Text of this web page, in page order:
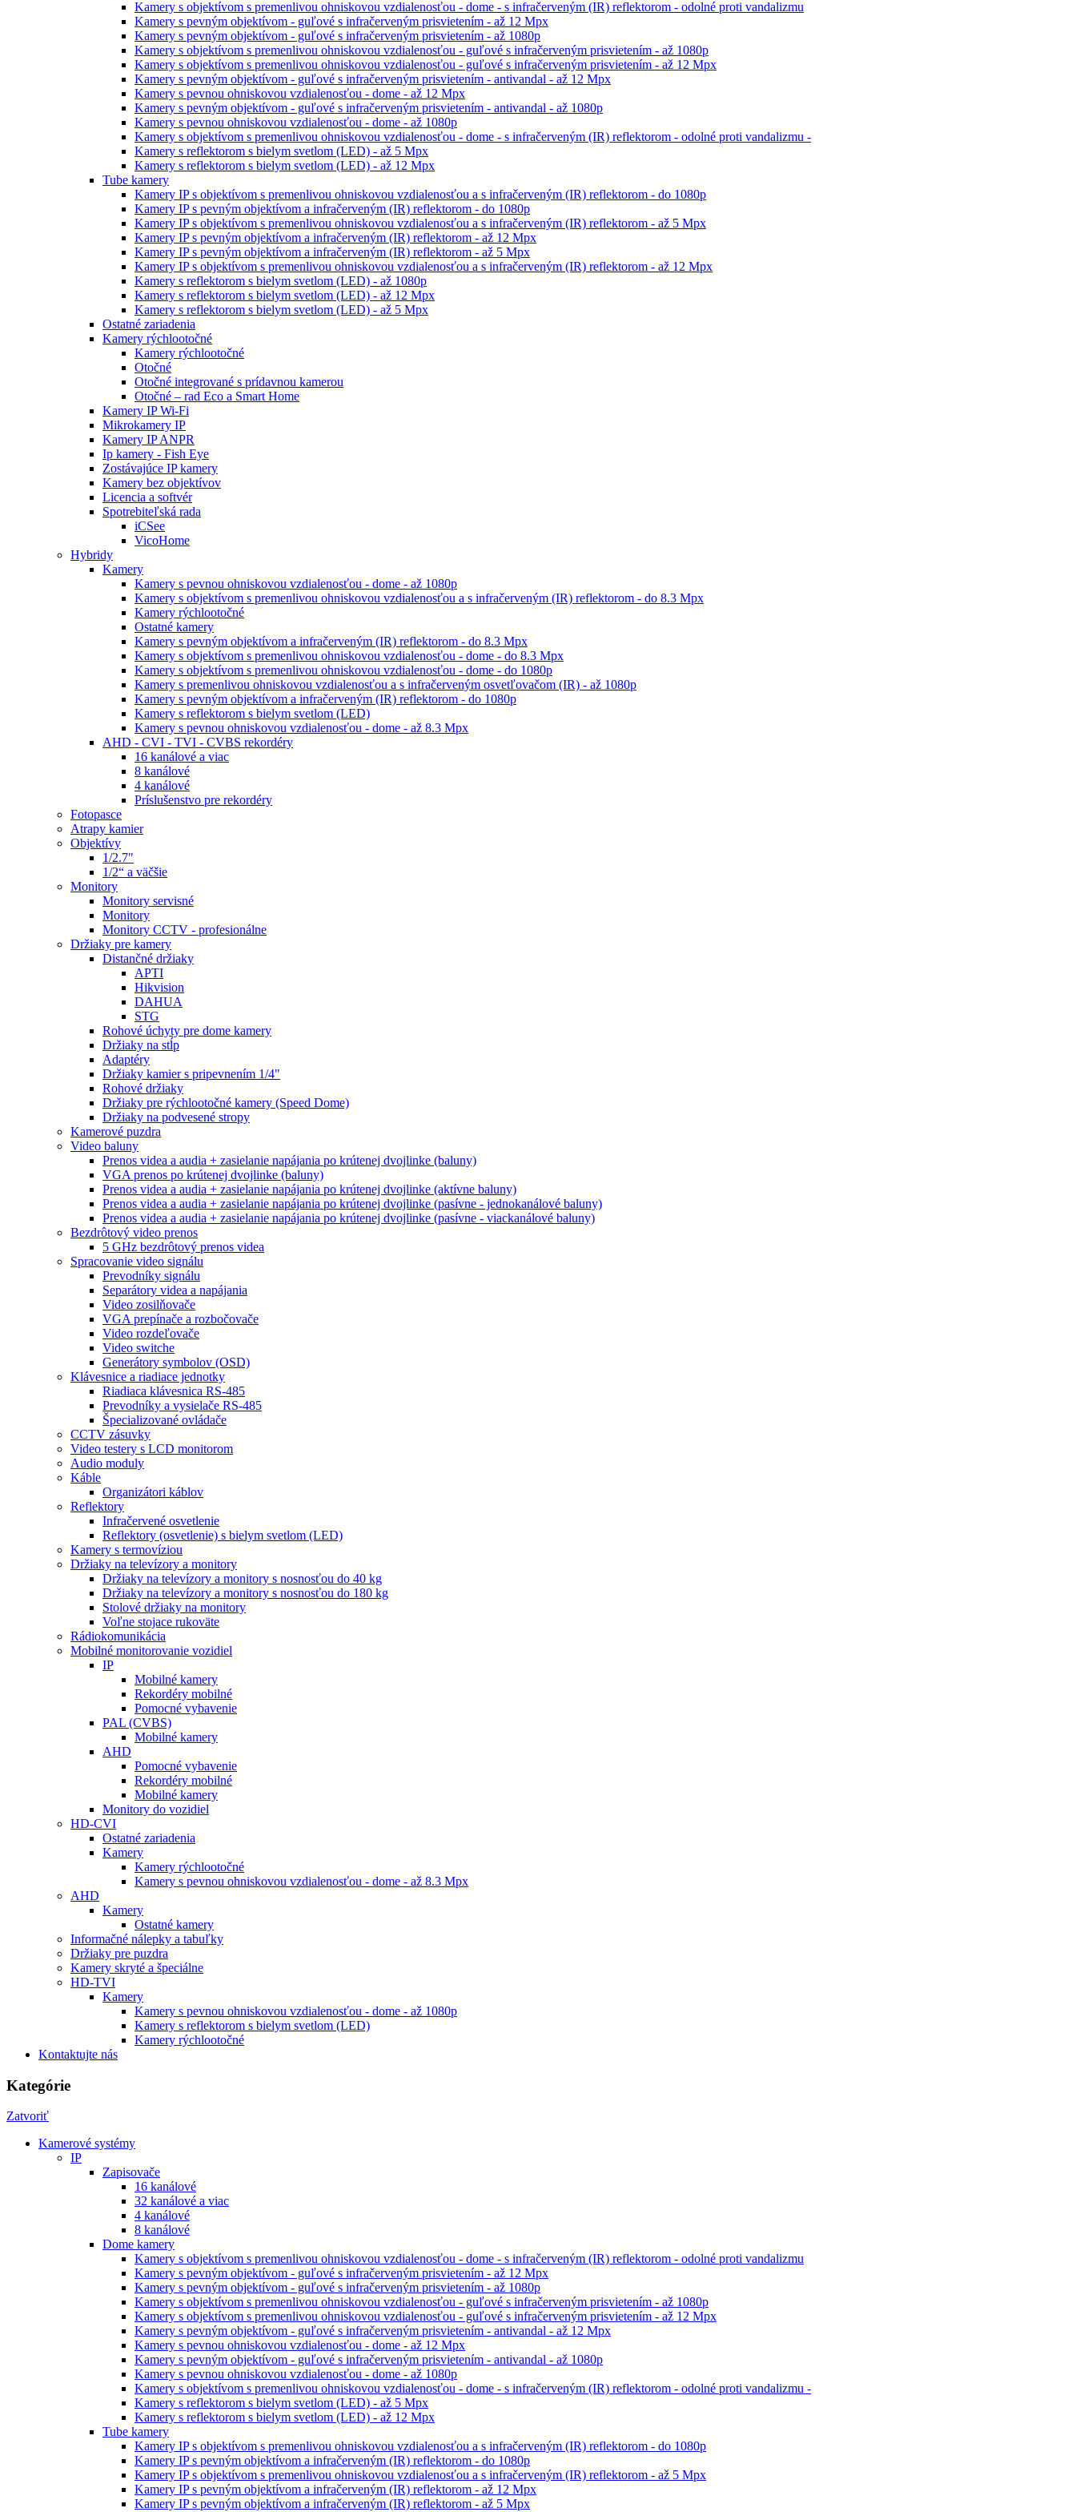
Kamery s objektívom s premenlivou ohniskovou vzdialenosťou - dome - s infračerveným (IR) reflektorom - odolné proti vandalizmu
Kamery s pevným objektívom - guľové s infračerveným prisvietením - až 12 Mpx
Kamery s pevným objektívom - guľové s infračerveným prisvietením - až 1080p
Kamery s objektívom s premenlivou ohniskovou vzdialenosťou - guľové s infračerveným prisvietením - až 1080p
Kamery s objektívom s premenlivou ohniskovou vzdialenosťou - guľové s infračerveným prisvietením - až 12 Mpx
Kamery s pevným objektívom - guľové s infračerveným prisvietením - antivandal - až 12 Mpx
Kamery s pevnou ohniskovou vzdialenosťou - dome - až 12 Mpx
Kamery s pevným objektívom - guľové s infračerveným prisvietením - antivandal - až 1080p
Kamery s pevnou ohniskovou vzdialenosťou - dome - až 1080p
Kamery s objektívom s premenlivou ohniskovou vzdialenosťou - dome - s infračerveným (IR) reflektorom - odolné proti vandalizmu -
Kamery s reflektorom s bielym svetlom (LED) - až 5 Mpx
Kamery s reflektorom s bielym svetlom (LED) - až 12 Mpx
Tube kamery
Kamery IP s objektívom s premenlivou ohniskovou vzdialenosťou a s infračerveným (IR) reflektorom - do 1080p
Kamery IP s pevným objektívom a infračerveným (IR) reflektorom - do 1080p
Kamery IP s objektívom s premenlivou ohniskovou vzdialenosťou a s infračerveným (IR) reflektorom - až 5 Mpx
Kamery IP s pevným objektívom a infračerveným (IR) reflektorom - až 12 Mpx
Kamery IP s pevným objektívom a infračerveným (IR) reflektorom - až 5 Mpx
Kamery IP s objektívom s premenlivou ohniskovou vzdialenosťou a s infračerveným (IR) reflektorom - až 12 Mpx
Kamery s reflektorom s bielym svetlom (LED) - až 1080p
Kamery s reflektorom s bielym svetlom (LED) - až 12 Mpx
Kamery s reflektorom s bielym svetlom (LED) - až 5 Mpx
Ostatné zariadenia
Kamery rýchlootočné
Kamery rýchlootočné
Otočné
Otočné integrované s prídavnou kamerou
Otočné – rad Eco a Smart Home
Kamery IP Wi-Fi
Mikrokamery IP
Kamery IP ANPR
Ip kamery - Fish Eye
Zostávajúce IP kamery
Kamery bez objektívov
Licencia a softvér
Spotrebiteľská rada
iCSee
VicoHome
Hybridy
Kamery
Kamery s pevnou ohniskovou vzdialenosťou - dome - až 1080p
Kamery s objektívom s premenlivou ohniskovou vzdialenosťou a s infračerveným (IR) reflektorom - do 8.3 Mpx
Kamery rýchlootočné
Ostatné kamery
Kamery s pevným objektívom a infračerveným (IR) reflektorom - do 8.3 Mpx
Kamery s objektívom s premenlivou ohniskovou vzdialenosťou - dome - do 8.3 Mpx
Kamery s objektívom s premenlivou ohniskovou vzdialenosťou - dome - do 1080p
Kamery s premenlivou ohniskovou vzdialenosťou a s infračerveným osvetľovačom (IR) - až 1080p
Kamery s pevným objektívom a infračerveným (IR) reflektorom - do 1080p
Kamery s reflektorom s bielym svetlom (LED)
Kamery s pevnou ohniskovou vzdialenosťou - dome - až 8.3 Mpx
AHD - CVI - TVI - CVBS rekordéry
16 kanálové a viac
8 kanálové
4 kanálové
Príslušenstvo pre rekordéry
Fotopasce
Atrapy kamier
Objektívy
1/2.7"
1/2“ a väčšie
Monitory
Monitory servisné
Monitory
Monitory CCTV - profesionálne
Držiaky pre kamery
Distančné držiaky
APTI
Hikvision
DAHUA
STG
Rohové úchyty pre dome kamery
Držiaky na stĺp
Adaptéry
Držiaky kamier s pripevnením 1/4"
Rohové držiaky
Držiaky pre rýchlootočné kamery (Speed Dome)
Držiaky na podvesené stropy
Kamerové puzdra
Video baluny
Prenos videa a audia + zasielanie napájania po krútenej dvojlinke (baluny)
VGA prenos po krútenej dvojlinke (baluny)
Prenos videa a audia + zasielanie napájania po krútenej dvojlinke (aktívne baluny)
Prenos videa a audia + zasielanie napájania po krútenej dvojlinke (pasívne - jednokanálové baluny)
Prenos videa a audia + zasielanie napájania po krútenej dvojlinke (pasívne - viackanálové baluny)
Bezdrôtový video prenos
5 GHz bezdrôtový prenos videa
Spracovanie video signálu
Prevodníky signálu
Separátory videa a napájania
Video zosilňovače
VGA prepínače a rozbočovače
Video rozdeľovače
Video switche
Generátory symbolov (OSD)
Klávesnice a riadiace jednotky
Riadiaca klávesnica RS-485
Prevodníky a vysielače RS-485
Špecializované ovládače
CCTV zásuvky
Video testery s LCD monitorom
Audio moduly
Káble
Organizátori káblov
Reflektory
Infračervené osvetlenie
Reflektory (osvetlenie) s bielym svetlom (LED)
Kamery s termovíziou
Držiaky na televízory a monitory
Držiaky na televízory a monitory s nosnosťou do 40 kg
Držiaky na televízory a monitory s nosnosťou do 180 kg
Stolové držiaky na monitory
Voľne stojace rukoväte
Rádiokomunikácia
Mobilné monitorovanie vozidiel
IP
Mobilné kamery
Rekordéry mobilné
Pomocné vybavenie
PAL (CVBS)
Mobilné kamery
AHD
Pomocné vybavenie
Rekordéry mobilné
Mobilné kamery
Monitory do vozidiel
HD-CVI
Ostatné zariadenia
Kamery
Kamery rýchlootočné
Kamery s pevnou ohniskovou vzdialenosťou - dome - až 8.3 Mpx
AHD
Kamery
Ostatné kamery
Informačné nálepky a tabuľky
Držiaky pre puzdra
Kamery skryté a špeciálne
HD-TVI
Kamery
Kamery s pevnou ohniskovou vzdialenosťou - dome - až 1080p
Kamery s reflektorom s bielym svetlom (LED)
Kamery rýchlootočné
Kontaktujte nás
Kategórie
Zatvoriť
Kamerové systémy
IP
Zapisovače
16 kanálové
32 kanálové a viac
4 kanálové
8 kanálové
Dome kamery
Kamery s objektívom s premenlivou ohniskovou vzdialenosťou - dome - s infračerveným (IR) reflektorom - odolné proti vandalizmu
Kamery s pevným objektívom - guľové s infračerveným prisvietením - až 12 Mpx
Kamery s pevným objektívom - guľové s infračerveným prisvietením - až 1080p
Kamery s objektívom s premenlivou ohniskovou vzdialenosťou - guľové s infračerveným prisvietením - až 1080p
Kamery s objektívom s premenlivou ohniskovou vzdialenosťou - guľové s infračerveným prisvietením - až 12 Mpx
Kamery s pevným objektívom - guľové s infračerveným prisvietením - antivandal - až 12 Mpx
Kamery s pevnou ohniskovou vzdialenosťou - dome - až 12 Mpx
Kamery s pevným objektívom - guľové s infračerveným prisvietením - antivandal - až 1080p
Kamery s pevnou ohniskovou vzdialenosťou - dome - až 1080p
Kamery s objektívom s premenlivou ohniskovou vzdialenosťou - dome - s infračerveným (IR) reflektorom - odolné proti vandalizmu -
Kamery s reflektorom s bielym svetlom (LED) - až 5 Mpx
Kamery s reflektorom s bielym svetlom (LED) - až 12 Mpx
Tube kamery
Kamery IP s objektívom s premenlivou ohniskovou vzdialenosťou a s infračerveným (IR) reflektorom - do 1080p
Kamery IP s pevným objektívom a infračerveným (IR) reflektorom - do 1080p
Kamery IP s objektívom s premenlivou ohniskovou vzdialenosťou a s infračerveným (IR) reflektorom - až 5 Mpx
Kamery IP s pevným objektívom a infračerveným (IR) reflektorom - až 12 Mpx
Kamery IP s pevným objektívom a infračerveným (IR) reflektorom - až 5 Mpx